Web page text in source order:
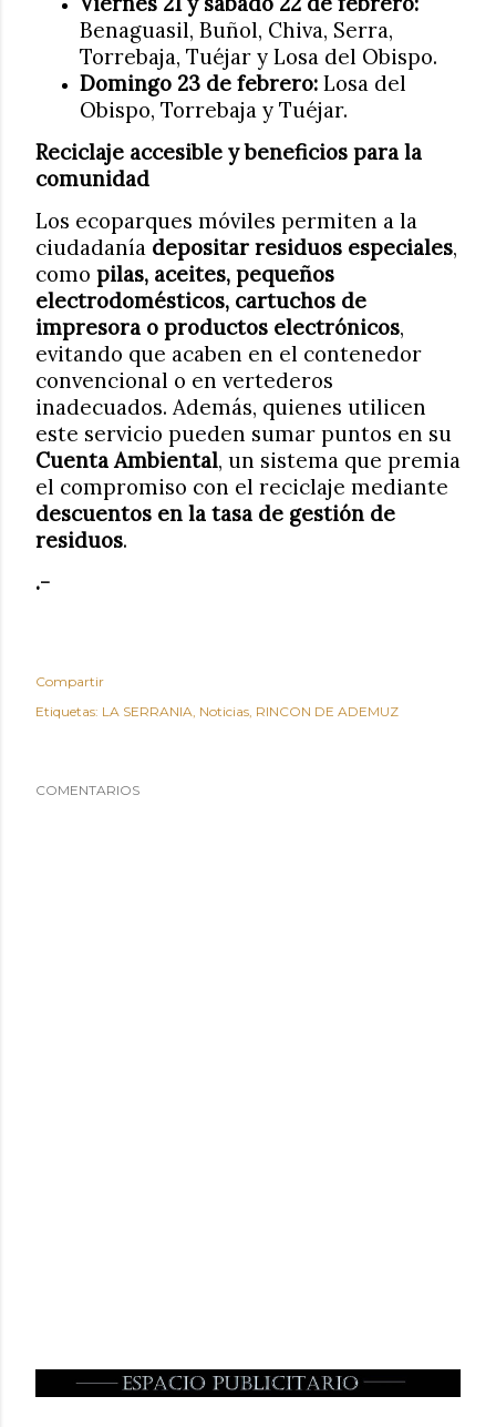
Benaguasil, Buñol, Chiva, Serra,
Torrebaja, Tuéjar y Losa del Obispo.
Domingo 23 de febrero: Losa del
Obispo, Torrebaja y Tuéjar.
Reciclaje accesible y beneficios para la
comunidad
Los ecoparques móviles permiten a la
ciudadanía depositar residuos especiales,
como pilas, aceites, pequeños
electrodomésticos, cartuchos de
impresora o productos electrónicos,
evitando que acaben en el contenedor
convencional o en vertederos
inadecuados. Además, quienes utilicen
este servicio pueden sumar puntos en su
Cuenta Ambiental, un sistema que premia
el compromiso con el reciclaje mediante
descuentos en la tasa de gestión de
residuos.
.-
Compartir
Etiquetas: LA SERRANIA Noticias RINCON DE ADEMUZ
COMENTARIOS